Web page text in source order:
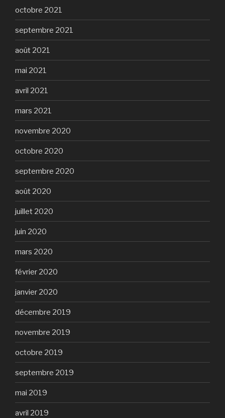
octobre 2021
septembre 2021
août 2021
mai 2021
avril 2021
mars 2021
novembre 2020
octobre 2020
septembre 2020
août 2020
juillet 2020
juin 2020
mars 2020
février 2020
janvier 2020
décembre 2019
novembre 2019
octobre 2019
septembre 2019
mai 2019
avril 2019